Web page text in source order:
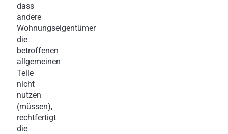
dass
andere
Wohnungseigentümer
die
betroffenen
allgemeinen
Teile
nicht
nutzen
(müssen),
rechtfertigt
die